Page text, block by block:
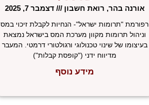
אורנה בהר, רואת חשבון דצמבר 7, 2025
רפורמת "תרומות ישראל"- הנחיות לקבלת זיכוי במס
וניהול תרומות מקוון מערכת המס בישראל נמצאת
בעיצומו של שינוי טכנולוגי ורגולטורי דרמטי. המעבר
מדיווח ידני ("קופסת קבלות")
מידע נוסף